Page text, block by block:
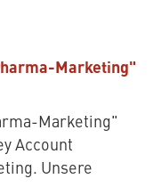
Marketing"
Marketing"
Account
Unsere